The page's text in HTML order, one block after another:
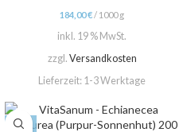
184,00€/ 1000 g
inkl. 19 % MwSt.
zzgl. Versandkosten
Lieferzeit: 1-3 Werktage